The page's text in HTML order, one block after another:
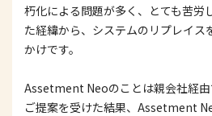
朽化による問題が多く、とても苦労
た経緯から、システムのリプレイス
かけです。
Assetment Neoのことは親会社経
ご提案を受けた結果、Assetment